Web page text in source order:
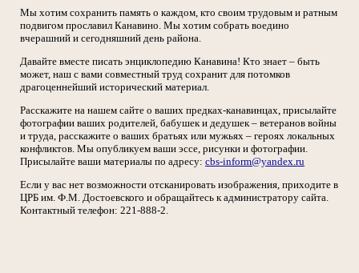
Мы хотим сохранить память о каждом, кто своим трудовым и ратным
подвигом прославил Канавино. Мы хотим собрать воедино
вчерашний и сегодняшний день района.
Давайте вместе писать энциклопедию Канавина! Кто знает – быть
может, наш с вами совместный труд сохранит для потомков
драгоценнейший исторический материал.
Расскажите на нашем сайте о ваших предках-канавинцах, присылайте
фотографии ваших родителей, бабушек и дедушек – ветеранов войны
и труда, расскажите о ваших братьях или мужьях – героях локальных
конфликтов. Мы опубликуем ваши эссе, рисунки и фотографии.
Присылайте ваши материалы по адресу: cbs-inform@yandex.ru
Если у вас нет возможности отсканировать изображения, приходите в
ЦРБ им. Ф.М. Достоевского и обращайтесь к администратору сайта.
Контактный телефон: 221-888-2.